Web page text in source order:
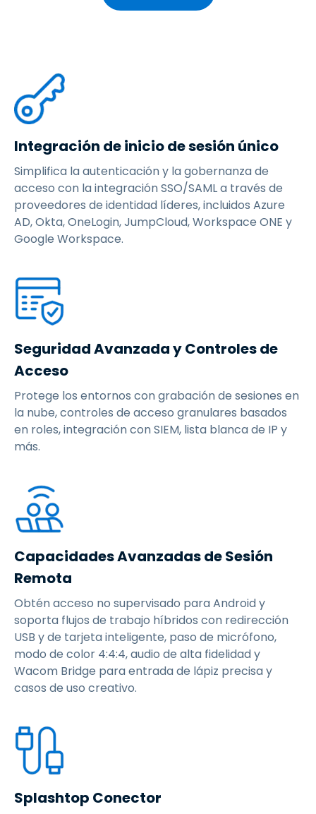
Integración de inicio de sesión único
Simplifica la autenticación y la gobernanza de
acceso con la integración SSO/SAML a través de
proveedores de identidad líderes, incluidos Azure
AD, Okta, OneLogin, JumpCloud, Workspace ONE y
Google Workspace.
Seguridad Avanzada y Controles de
Acceso
Protege los entornos con grabación de sesiones en
la nube, controles de acceso granulares basados
en roles, integración con SIEM, lista blanca de IP y
más.
Capacidades Avanzadas de Sesión
Remota
Obtén acceso no supervisado para Android y
soporta flujos de trabajo híbridos con redirección
USB y de tarjeta inteligente, paso de micrófono,
modo de color 4:4:4, audio de alta fidelidad y
Wacom Bridge para entrada de lápiz precisa y
casos de uso creativo.
Splashtop Conector